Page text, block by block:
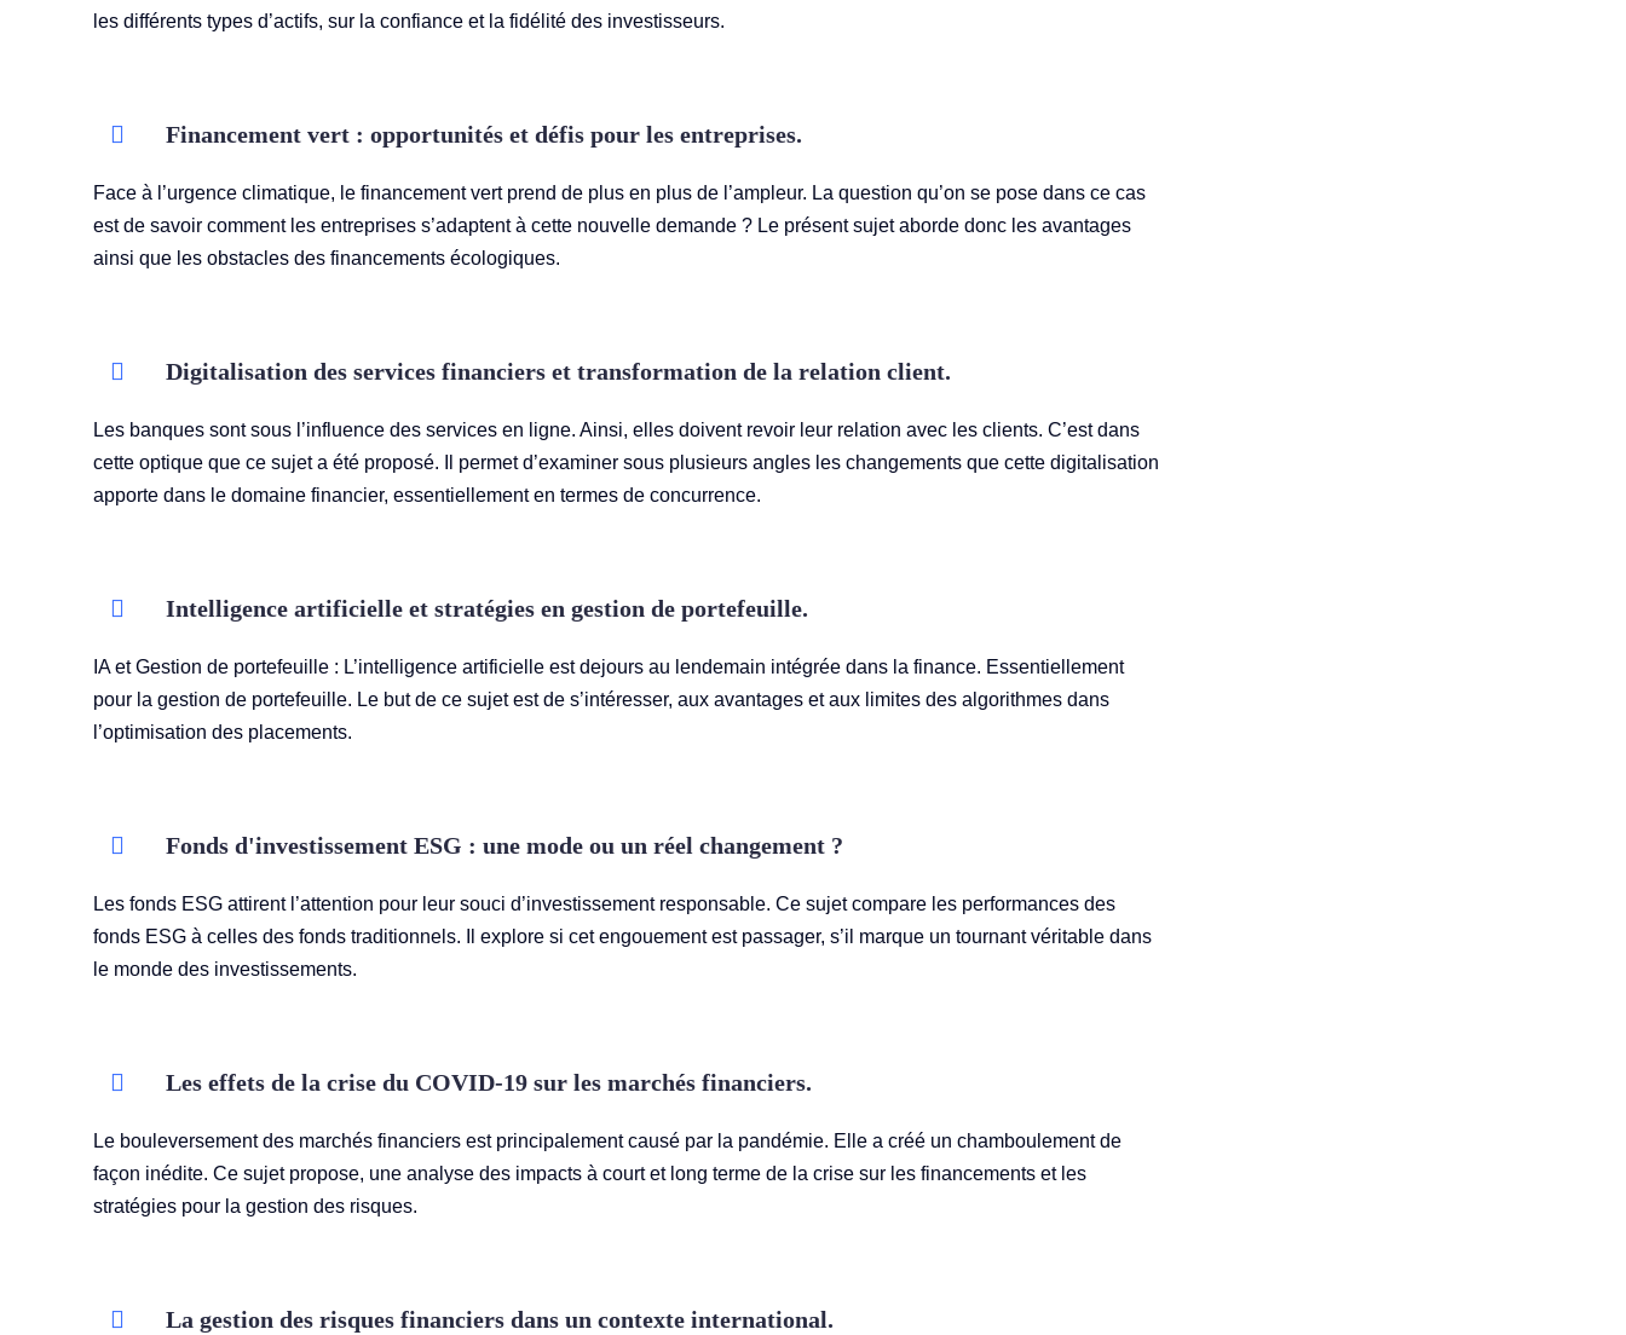
les différents types d’actifs, sur la confiance et la fidélité des investisseurs.
Financement vert : opportunités et défis pour les entreprises.
Face à l’urgence climatique, le financement vert prend de plus en plus de l’ampleur. La question qu’on se pose dans ce cas
est de savoir comment les entreprises s’adaptent à cette nouvelle demande ? Le présent sujet aborde donc les avantages
ainsi que les obstacles des financements écologiques.
Digitalisation des services financiers et transformation de la relation client.
Les banques sont sous l’influence des services en ligne. Ainsi, elles doivent revoir leur relation avec les clients. C’est dans
cette optique que ce sujet a été proposé. Il permet d’examiner sous plusieurs angles les changements que cette digitalisation
apporte dans le domaine financier, essentiellement en termes de concurrence.
Intelligence artificielle et stratégies en gestion de portefeuille.
IA et Gestion de portefeuille : L’intelligence artificielle est dejours au lendemain intégrée dans la finance. Essentiellement
pour la gestion de portefeuille. Le but de ce sujet est de s’intéresser, aux avantages et aux limites des algorithmes dans
l’optimisation des placements.
Fonds d'investissement ESG : une mode ou un réel changement ?
Les fonds ESG attirent l’attention pour leur souci d’investissement responsable. Ce sujet compare les performances des
fonds ESG à celles des fonds traditionnels. Il explore si cet engouement est passager, s’il marque un tournant véritable dans
le monde des investissements.
Les effets de la crise du COVID-19 sur les marchés financiers.
Le bouleversement des marchés financiers est principalement causé par la pandémie. Elle a créé un chamboulement de
façon inédite. Ce sujet propose, une analyse des impacts à court et long terme de la crise sur les financements et les
stratégies pour la gestion des risques.
La gestion des risques financiers dans un contexte international.